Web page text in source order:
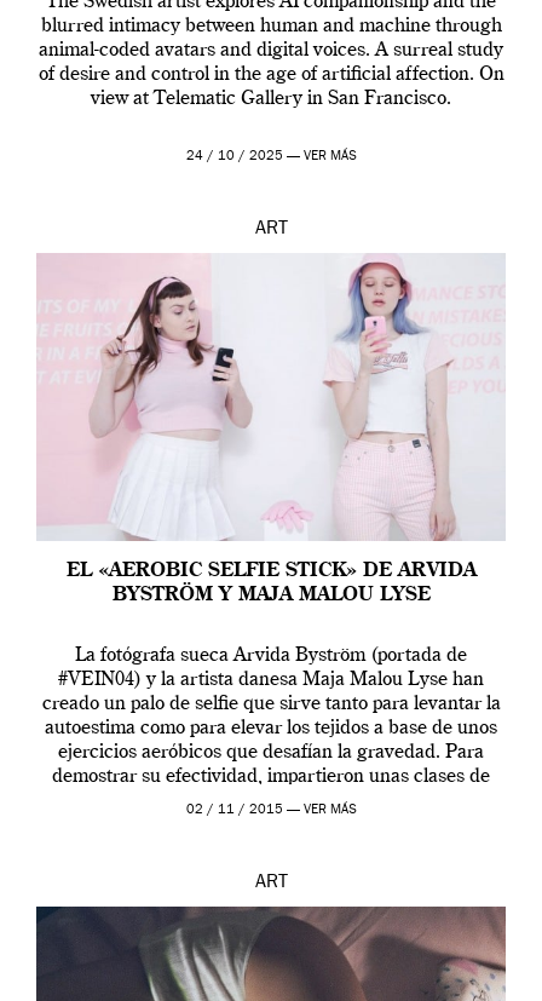
blurred intimacy between human and machine through
animal-coded avatars and digital voices. A surreal study
of desire and control in the age of artificial affection. On
view at Telematic Gallery in San Francisco.
24 / 10 / 2025 — VER MÁS
ART
EL «AEROBIC SELFIE STICK» DE ARVIDA
BYSTRÖM Y MAJA MALOU LYSE
La fotógrafa sueca Arvida Byström (portada de
#VEIN04) y la artista danesa Maja Malou Lyse han
creado un palo de selfie que sirve tanto para levantar la
autoestima como para elevar los tejidos a base de unos
ejercicios aeróbicos que desafían la gravedad. Para
demostrar su efectividad, impartieron unas clases de
prueba en el Tate […]
02 / 11 / 2015 — VER MÁS
ART